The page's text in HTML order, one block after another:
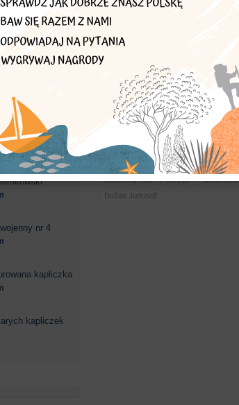
podkarpackie Grab powiat
kamienny mur
krzyże drewniane
Dušan Jurkovič
r.)
Bożej
nr 4
kapliczka
kapliczek